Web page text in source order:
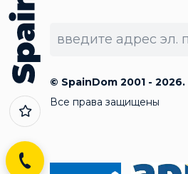
© SpainDom 2001 - 2026.
Все права защищены